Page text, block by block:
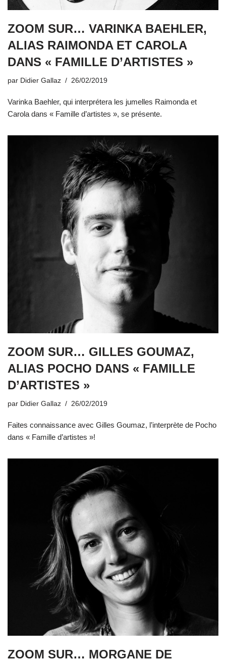
ZOOM SUR… VARINKA BAEHLER,
ALIAS RAIMONDA ET CAROLA
DANS « FAMILLE D’ARTISTES »
par Didier Gallaz 26/02/2019
Varinka Baehler, qui interprétera les jumelles Raimonda et
Carola dans « Famille d’artistes », se présente.
ZOOM SUR… GILLES GOUMAZ,
ALIAS POCHO DANS « FAMILLE
D’ARTISTES »
par Didier Gallaz 26/02/2019
Faites connaissance avec Gilles Goumaz, l’interprète de Pocho
dans « Famille d’artistes »!
ZOOM SUR… MORGANE DE